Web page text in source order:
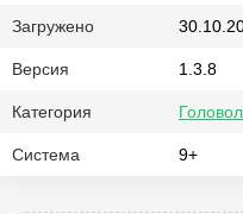
Загружено
Версия 1.3.8
Категория
Система 9+